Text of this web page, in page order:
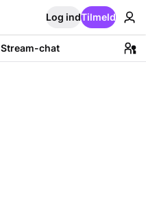
Log indTilmeld
Stream-chat